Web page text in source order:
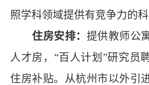
照学科领域提供有竞争力的科
住房安排： 提供教师公
人才房，“百人计划”研究员
住房补贴。从杭州市以外引